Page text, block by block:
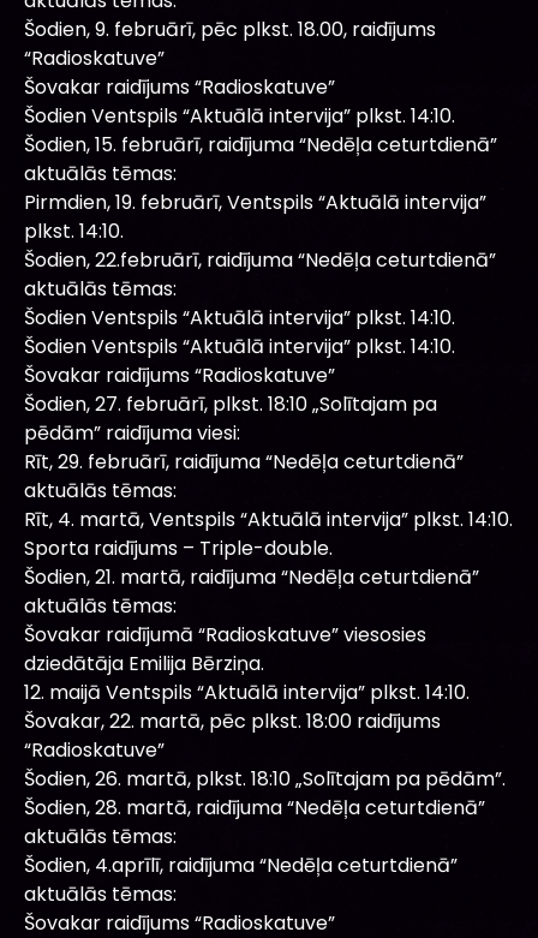
Šodien, 9. februārī, pēc plkst. 18.00, raidījums
“Radioskatuve”
Šovakar raidījums “Radioskatuve”
Šodien Ventspils “Aktuālā intervija” plkst. 14:10.
Šodien, 15. februārī, raidījuma “Nedēļa ceturtdienā”
aktuālās tēmas:
Pirmdien, 19. februārī, Ventspils “Aktuālā intervija”
plkst. 14:10.
Šodien, 22.februārī, raidījuma “Nedēļa ceturtdienā”
aktuālās tēmas:
Šodien Ventspils “Aktuālā intervija” plkst. 14:10.
Šodien Ventspils “Aktuālā intervija” plkst. 14:10.
Šovakar raidījums “Radioskatuve”
Šodien, 27. februārī, plkst. 18:10 „Solītajam pa
pēdām” raidījuma viesi:
Rīt, 29. februārī, raidījuma “Nedēļa ceturtdienā”
aktuālās tēmas:
Rīt, 4. martā, Ventspils “Aktuālā intervija” plkst. 14:10.
Sporta raidījums – Triple-double.
Šodien, 21. martā, raidījuma “Nedēļa ceturtdienā”
aktuālās tēmas:
Šovakar raidījumā “Radioskatuve” viesosies
dziedātāja Emilija Bērziņa.
12. maijā Ventspils “Aktuālā intervija” plkst. 14:10.
Šovakar, 22. martā, pēc plkst. 18:00 raidījums
“Radioskatuve”
Šodien, 26. martā, plkst. 18:10 „Solītajam pa pēdām”.
Šodien, 28. martā, raidījuma “Nedēļa ceturtdienā”
aktuālās tēmas:
Šodien, 4.aprīlī, raidījuma “Nedēļa ceturtdienā”
aktuālās tēmas:
Šovakar raidījums “Radioskatuve”